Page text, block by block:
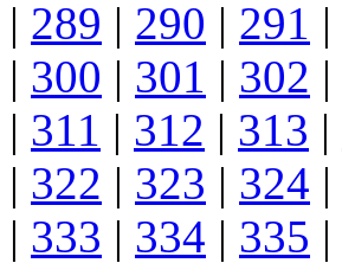
| 289 | 290 | 291 |
| 300 | 301 | 302 |
| 311 | 312 | 313 |
| 322 | 323 | 324 |
| 333 | 334 | 335 |